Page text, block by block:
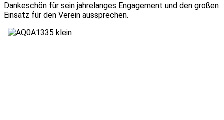
Dankeschön für sein jahrelanges Engagement und den großen
Einsatz für den Verein aussprechen.